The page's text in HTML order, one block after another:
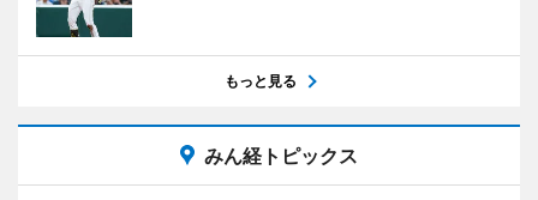
もっと見る
みん経トピックス